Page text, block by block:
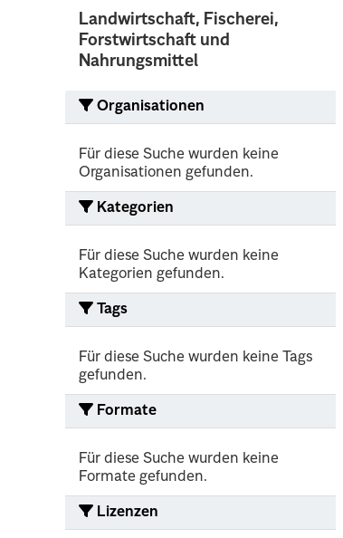
Landwirtschaft, Fischerei,
Forstwirtschaft und
Nahrungsmittel
Organisationen
Für diese Suche wurden keine
Organisationen gefunden.
Kategorien
Für diese Suche wurden keine
Kategorien gefunden.
Tags
Für diese Suche wurden keine Tags
gefunden.
Formate
Für diese Suche wurden keine
Formate gefunden.
Lizenzen